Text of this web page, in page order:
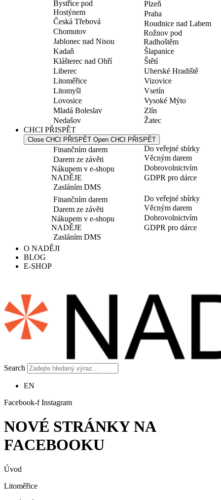
Bystřice pod
Hostýnem
Česká Třebová
Chomutov
Jablonec nad Nisou
Kadaň
Klášterec nad Ohří
Liberec
Litoměřice
Litomyšl
Lovosice
Mladá Boleslav
Nedašov
Plzeň
Praha
Roudnice nad Labem
Rožnov pod
Radhoštěm
Šlapanice
Štětí
Uherské Hradiště
Vizovice
Vsetín
Vysoké Mýto
Zlín
Žatec
CHCI PŘISPĚT
Close CHCI PŘISPĚT Open CHCI PŘISPĚT
Finančním darem
Darem ze závěti
Nákupem v e-shopu
NADĚJE
Zasláním DMS
Do veřejné sbírky
Věcným darem
Dobrovolnictvím
GDPR pro dárce
Finančním darem
Darem ze závěti
Nákupem v e-shopu
NADĚJE
Zasláním DMS
Do veřejné sbírky
Věcným darem
Dobrovolnictvím
GDPR pro dárce
O NADĚJI
BLOG
E-SHOP
Search
EN
Facebook-f Instagram
NOVÉ STRÁNKY NA
FACEBOOKU
Úvod
Litoměřice